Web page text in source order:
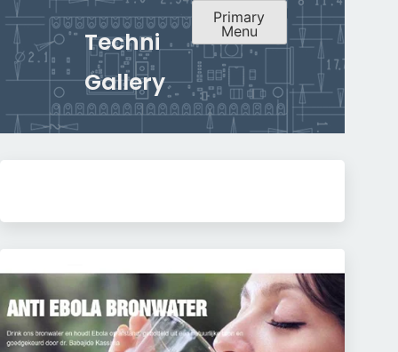
Techni
Gallery
Primary
Menu
to
content